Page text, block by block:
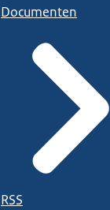
Documenten
RSS